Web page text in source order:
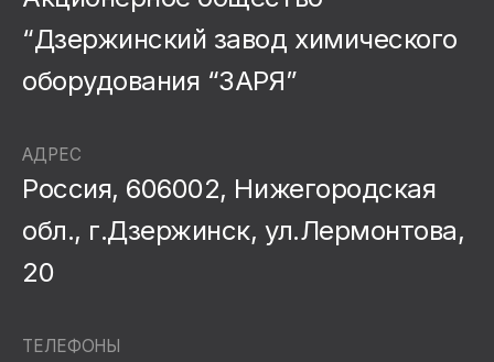
“Дзержинский завод химического
оборудования “ЗАРЯ”
АДРЕС
Россия, 606002, Нижегородская
обл., г.Дзержинск, ул.Лермонтова,
20
ТЕЛЕФОНЫ